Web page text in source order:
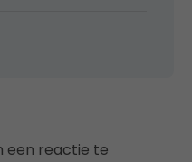
een reactie te